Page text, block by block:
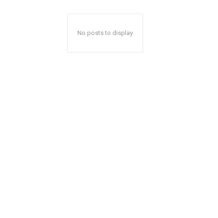
No posts to display